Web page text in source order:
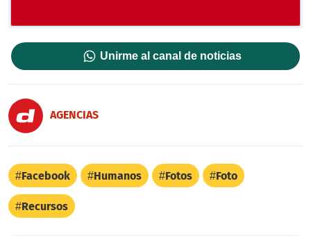
Unirme al canal de noticias
AGENCIAS
Facebook Humanos Fotos Foto
Recursos